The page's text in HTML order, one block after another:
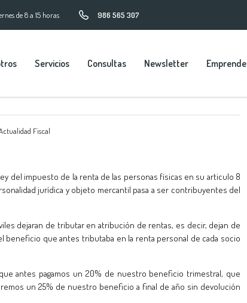
de 8 a 15 horas 986 565 307
Servicios Consultas Newsletter Emprende
Fiscal
del impuesto de la renta de las personas físicas en su articulo 8
jurídica y objeto mercantil pasa a ser contribuyentes del
dejaran de tributar en atribución de rentas, es decir, dejan de
que antes tributaba en la renta personal de cada socio
antes pagamos un 20% de nuestro beneficio trimestral, que
un 25% de nuestro beneficio a final de año sin devolución